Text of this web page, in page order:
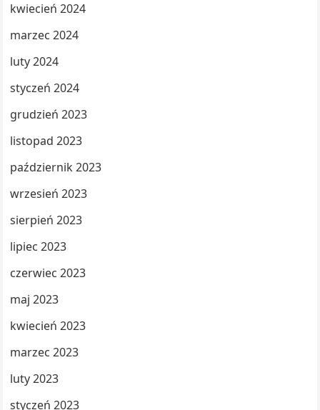
kwiecień 2024
marzec 2024
luty 2024
styczeń 2024
grudzień 2023
listopad 2023
październik 2023
wrzesień 2023
sierpień 2023
lipiec 2023
czerwiec 2023
maj 2023
kwiecień 2023
marzec 2023
luty 2023
styczeń 2023